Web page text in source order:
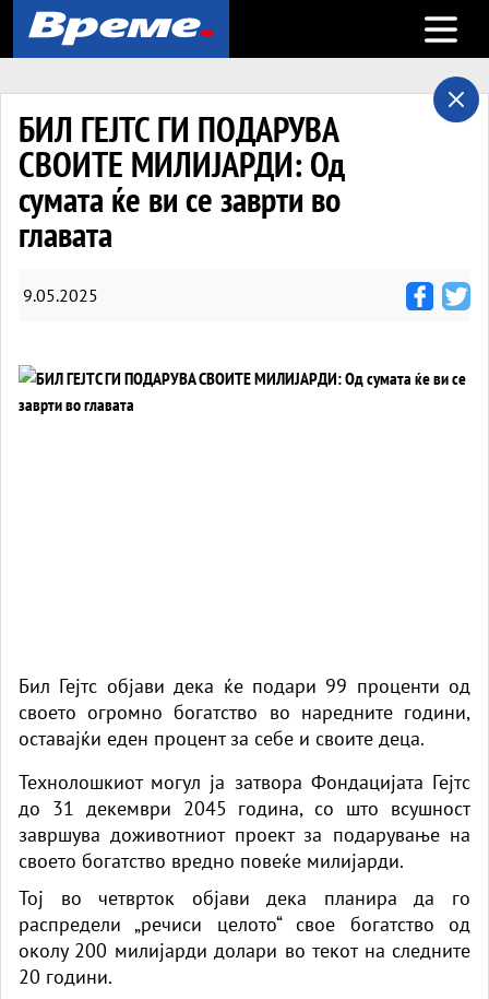
Open
БИЛ ГЕЈТС ГИ ПОДАРУВА
СВОИТЕ МИЛИЈАРДИ: Од
сумата ќе ви се заврти во
главата
9.05.2025
Бил Гејтс објави дека ќе подари 99 проценти од
своето огромно богатство во наредните години,
оставајќи еден процент за себе и своите деца.
Технолошкиот могул ја затвора Фондацијата Гејтс
до 31 декември 2045 година, со што всушност
завршува доживотниот проект за подарување на
своето богатство вредно повеќе милијарди.
Тој во четврток објави дека планира да го
распредели „речиси целото“ свое богатство од
околу 200 милијарди долари во текот на следните
20 години.